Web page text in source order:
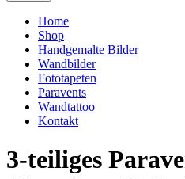
Home
Shop
Handgemalte Bilder
Wandbilder
Fototapeten
Paravents
Wandtattoo
Kontakt
3-teiliges